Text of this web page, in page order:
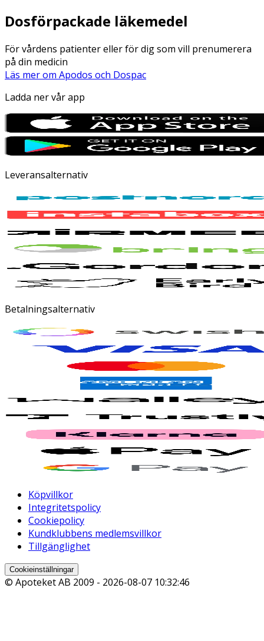
Dosförpackade läkemedel
För vårdens patienter eller för dig som vill prenumerera
på din medicin
Läs mer om Apodos och Dospac
Ladda ner vår app
Leveransalternativ
Betalningsalternativ
Köpvillkor
Integritetspolicy
Cookiepolicy
Kundklubbens medlemsvillkor
Tillgänglighet
Cookieinställningar
© Apoteket AB 2009 - 2026-08-07 10:32:46